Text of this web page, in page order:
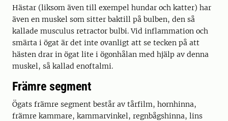
Hästar (liksom även till exempel hundar och katter) har
även en muskel som sitter baktill på bulben, den så
kallade musculus retractor bulbi. Vid inflammation och
smärta i ögat är det inte ovanligt att se tecken på att
hästen drar in ögat lite i ögonhålan med hjälp av denna
muskel, så kallad enoftalmi.
Främre segment
Ögats främre segment består av tårfilm, hornhinna,
främre kammare, kammarvinkel, regnbågshinna, lins